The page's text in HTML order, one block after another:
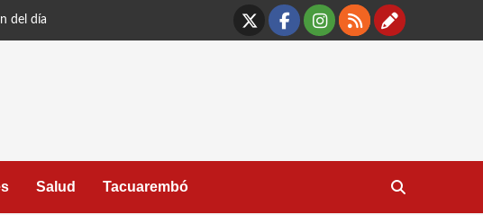
del día
X Facebook
Instagram
RSS
Salud Tacuarembó